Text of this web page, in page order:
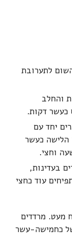
לתערובת
והחלב
כעשר דקות.
יחד עם
הלישה כעשר
וחצי.
בעדינות,
עוד כחצי
מעט. מרדדים
כחמישה-עשר